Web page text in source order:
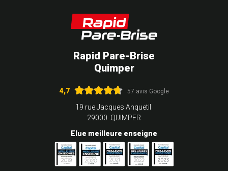
Rapid Pare-Brise
Quimper
4,7 57 avis Google
19 rue Jacques Anquetil
29000 QUIMPER
Elue meilleure enseigne